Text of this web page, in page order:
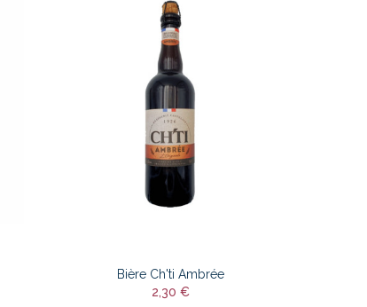
Bière Ch'ti Ambrée
2,30 €